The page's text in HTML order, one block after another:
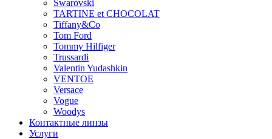
Swarovski
TARTINE et CHOCOLAT
Tiffany&Co
Tom Ford
Tommy Hilfiger
Trussardi
Valentin Yudashkin
VENTOE
Versace
Vogue
Woodys
Контактные линзы
Услуги